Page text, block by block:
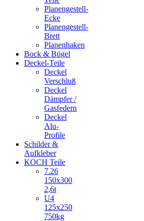
Planengestell-
Ecke
Planengestell-
Brett
Planenhaken
Bock & Bügel
Deckel-Teile
Deckel
Verschluß
Deckel
Dämpfer /
Gasfedern
Deckel
Alu-
Profile
Schilder &
Aufkleber
KOCH Teile
7.26
150x300
2,6t
U4
125x250
750kg